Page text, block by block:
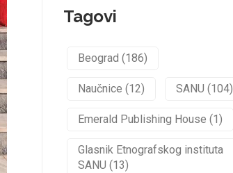
Tagovi
Beograd (186)
Naučnice (12) SANU (104)
Emerald Publishing House (1)
Glasnik Etnografskog instituta
SANU (13)